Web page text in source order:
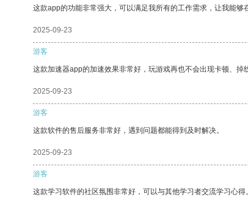
这款app的功能非常强大，可以满足我所有的工作需求，让我能够
2025-09-23
游客
这款加速器app的加速效果非常好，玩游戏再也不会出现卡顿、
2025-09-23
游客
这款软件的售后服务非常好，遇到问题都能得到及时解决。
2025-09-23
游客
这款学习软件的社区氛围非常好，可以与其他学习者交流学习心得。